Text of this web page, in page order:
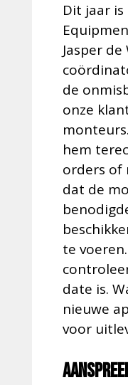
Dit jaar is
Jasper
de
onze
hem
orders of
dat de
te
date is.
nieuwe
voor